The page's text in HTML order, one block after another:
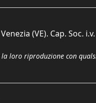
(VE). Cap. Soc.
loro riproduzione con